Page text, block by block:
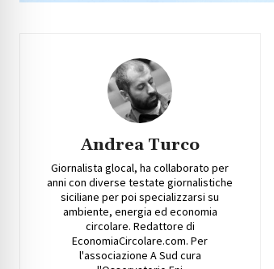
Andrea Turco
Giornalista glocal, ha collaborato per
anni con diverse testate giornalistiche
siciliane per poi specializzarsi su
ambiente, energia ed economia
circolare. Redattore di
EconomiaCircolare.com. Per
l'associazione A Sud cura